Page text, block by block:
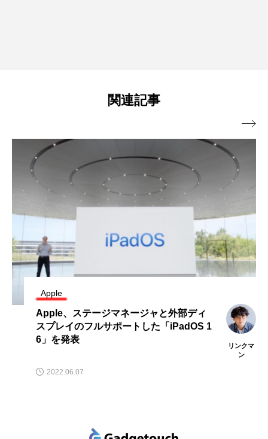
関連記事
Apple
Apple、ステージマネージャと外部ディ
スプレイのフルサポートした「iPadOS 1
6」を発表
リンクマ
ン
2022.06.07
